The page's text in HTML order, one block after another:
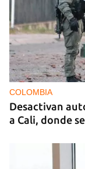
COLOMBIA
Desactivan
a Cali, donde